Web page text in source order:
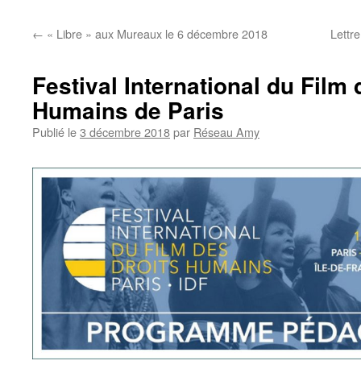
← « Libre » aux Mureaux le 6 décembre 2018
Festival International du Film
Humains de Paris
Publié le3 décembre 2018par Réseau Amy